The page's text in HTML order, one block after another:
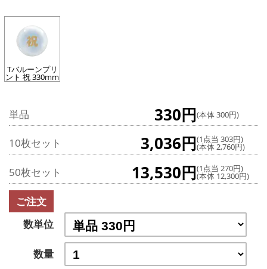
Tバルーンプリ
ント 祝 330mm
単品 330円(本体 300円)
10枚セット 3,036円(1点当 303円)
(本体 2,760円)
50枚セット 13,530円(1点当 270円)
(本体 12,300円)
ご注文
数単位
数量